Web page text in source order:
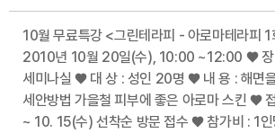
10월 무료특강 <그린테라피 - 아로마테라피
2010년 10월 20일(수), 10:00 ~12:00 ♥ 장
세미나실 ♥ 대 상 : 성인 20명 ♥ 내 용 : 해면
세안방법 가을철 피부에 좋은 아로마 스킨 ♥
~ 10. 15(수) 선착순 방문 접수 ♥ 참가비 : 1